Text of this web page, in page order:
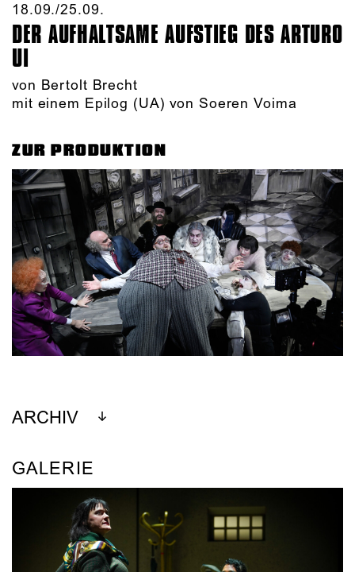
18.09./​25.09.​
DER AUFHALTSAME AUFSTIEG DES ARTURO
UI
von Bertolt Brecht
mit einem Epilog (UA) von Soeren Voima
ZUR PRODUKTION
ARCHIV
GALERIE